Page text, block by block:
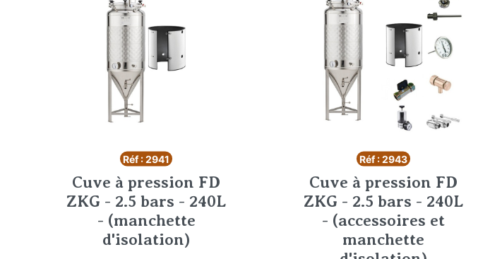
Réf : 2941
Cuve à pression FD
ZKG - 2.5 bars - 240L
- (manchette
d'isolation)
Réf : 2943
Cuve à pression FD
ZKG - 2.5 bars - 240L
- (accessoires et
manchette